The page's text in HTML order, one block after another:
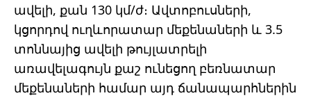
ավելի, քան 130 կմ/ժ։ Ավտոբուսների,
կցորդով ուղևորատար մեքենաների և 3.5
տոննայից ավելի թույլատրելի
առավելագույն քաշ ունեցող բեռնատար
մեքենաների համար այդ ճանապարհներին